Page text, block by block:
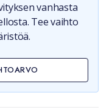
vanhasta
Tee vaihto